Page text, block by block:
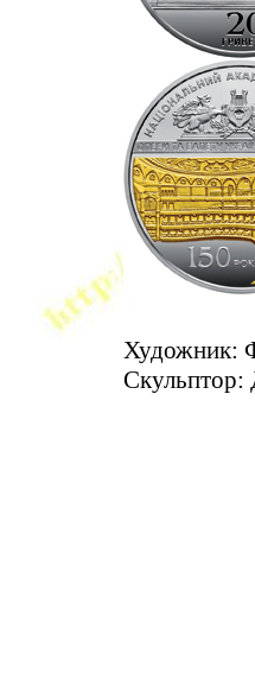
Художник:
Скульптор: